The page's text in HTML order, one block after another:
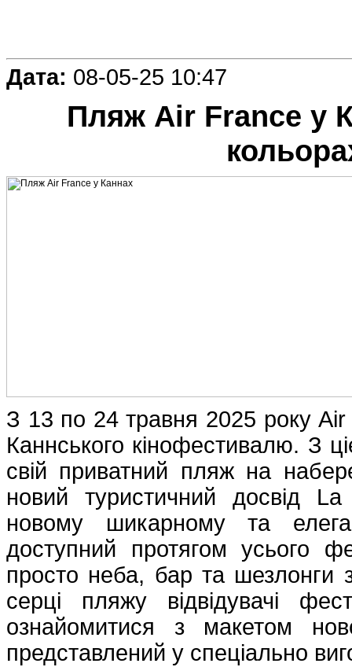
Дата: 08-05-25 10:47
Пляж Air France у
З 13 по 24 травня 2025 року
Каннського кінофестивалю. З
свій приватний пляж на
новий туристичний досвід
новому шикарному та
доступний протягом усього
просто неба, бар та
серці пляжу відвідувачі
ознайомитися з макетом
представлений у спеціально